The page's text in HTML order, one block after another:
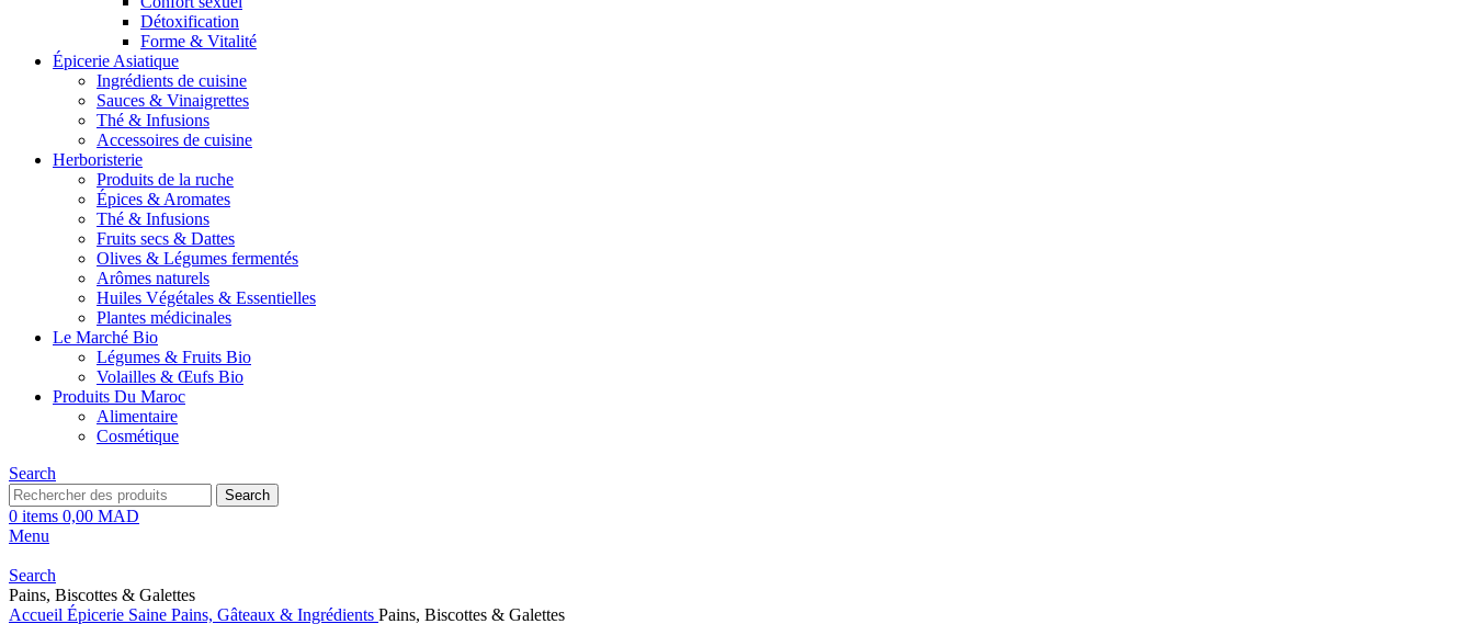
Détoxification
Forme & Vitalité
Épicerie Asiatique
Ingrédients de cuisine
Sauces & Vinaigrettes
Thé & Infusions
Accessoires de cuisine
Herboristerie
Produits de la ruche
Épices & Aromates
Thé & Infusions
Fruits secs & Dattes
Olives & Légumes fermentés
Arômes naturels
Huiles Végétales & Essentielles
Plantes médicinales
Le Marché Bio
Légumes & Fruits Bio
Volailles & Œufs Bio
Produits Du Maroc
Alimentaire
Cosmétique
Search
Search
0 items 0,00 MAD
Menu
Search
Pains, Biscottes & Galettes
Accueil Épicerie Saine Pains, Gâteaux & Ingrédients Pains, Biscottes & Galettes